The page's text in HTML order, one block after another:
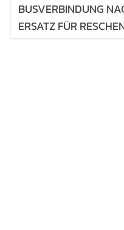
BUSVERBINDUNG
ERSATZ FÜR